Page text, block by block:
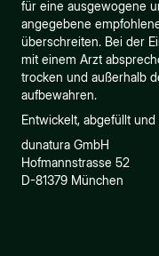
für eine ausgewogene
angegebene
überschreiten. Bei der
mit einem Arzt
trocken und außerhalb
aufbewahren.
Entwickelt, abgefüllt
dunatura GmbH
Hofmannstrasse 52
D-81379 München